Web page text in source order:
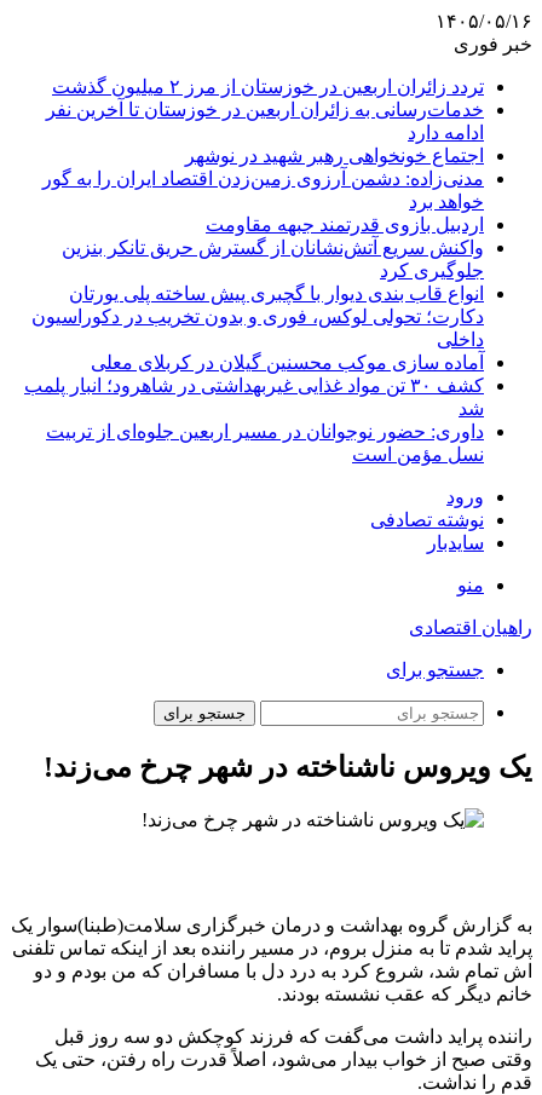
۱۴۰۵/۰۵/۱۶
خبر فوری
تردد زائران اربعین در خوزستان از مرز ۲ میلیون گذشت
خدمات‌رسانی به زائران اربعین در خوزستان تا آخرین نفر
ادامه دارد
اجتماع خونخواهی رهبر شهید در نوشهر
مدنی‌زاده: دشمن آرزوی زمین‌زدن اقتصاد ایران را به گور
خواهد برد
اردبیل بازوی قدرتمند جبهه مقاومت
واکنش سریع آتش‌نشانان از گسترش حریق تانکر بنزین
جلوگیری کرد
انواع قاب بندی دیوار با گچبری پیش ساخته پلی یورتان
دکارت؛ تحولی لوکس، فوری و بدون تخریب در دکوراسیون
داخلی
آماده سازی موکب محسنین گیلان در کربلای معلی
کشف ۳۰ تن مواد غذایی غیربهداشتی در شاهرود؛ انبار پلمب
شد
داوری: حضور نوجوانان در مسیر اربعین جلوه‌ای از تربیت
نسل مؤمن است
ورود
نوشته تصادفی
سایدبار
منو
راهیان اقتصادی
جستجو برای
جستجو برای
یک ویروس ناشناخته در شهر چرخ می‌زند!
به گزارش گروه بهداشت و درمان خبرگزاری سلامت(طبنا)سوار یک
پراید شدم تا به منزل بروم، در مسیر راننده بعد از اینکه تماس تلفنی
اش تمام شد، شروع کرد به درد دل با مسافران که من بودم و دو
خانم دیگر که عقب نشسته بودند.
راننده پراید داشت می‌گفت که فرزند کوچکش دو سه روز قبل
وقتی صبح از خواب بیدار می‌شود، اصلاً قدرت راه رفتن، حتی یک
قدم را نداشت.